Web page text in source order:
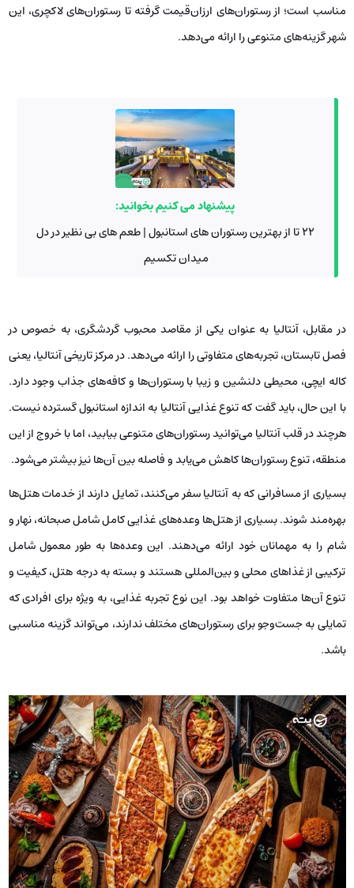
مناسب است؛ از رستوران‌های ارزان‌قیمت گرفته تا رستوران‌های لاکچری، این
شهر گزینه‌های متنوعی را ارائه می‌دهد.
پیشنهاد می کنیم بخوانید:
22 تا از بهترین رستوران‌ های استانبول | طعم های بی نظیر در دل
میدان تکسیم
در مقابل، آنتالیا به عنوان یکی از مقاصد محبوب گردشگری، به‌ خصوص در
فصل تابستان، تجربه‌های متفاوتی را ارائه می‌دهد. در مرکز تاریخی آنتالیا، یعنی
کاله ایچی، محیطی دلنشین و زیبا با رستوران‌ها و کافه‌های جذاب وجود دارد.
با این حال، باید گفت که تنوع غذایی آنتالیا به اندازه استانبول گسترده نیست.
هرچند در قلب آنتالیا می‌توانید رستوران‌های متنوعی بیابید، اما با خروج از این
منطقه، تنوع رستوران‌ها کاهش می‌یابد و فاصله بین آن‌ها نیز بیشتر می‌شود.
بسیاری از مسافرانی که به آنتالیا سفر می‌کنند، تمایل دارند از خدمات هتل‌ها
بهره‌مند شوند. بسیاری از هتل‌ها وعده‌های غذایی کامل شامل صبحانه، نهار و
شام را به مهمانان خود ارائه می‌دهند. این وعده‌ها به‌ طور معمول شامل
ترکیبی از غذاهای محلی و بین‌المللی هستند و بسته به درجه هتل، کیفیت و
تنوع آن‌ها متفاوت خواهد بود. این نوع تجربه غذایی، به ‌ویژه برای افرادی که
تمایلی به جست‌وجو برای رستوران‌های مختلف ندارند، می‌تواند گزینه مناسبی
باشد.